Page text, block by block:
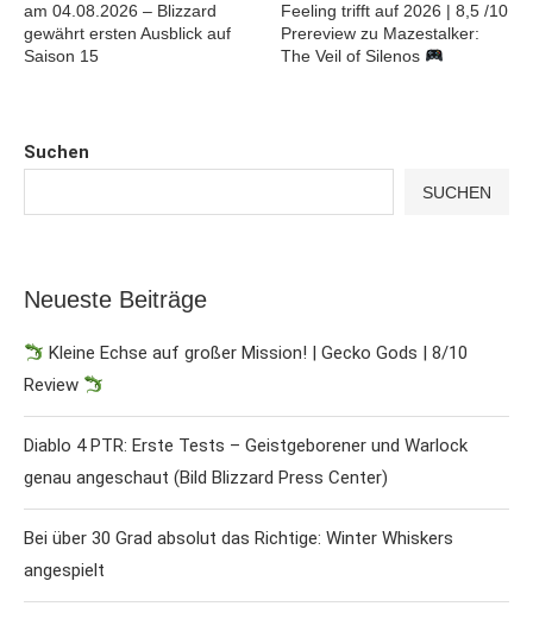
Suchen
SUCHEN
Neueste Beiträge
Kleine Echse auf großer Mission! | Gecko Gods | 8/10
Review
Diablo 4 PTR: Erste Tests – Geistgeborener und Warlock
genau angeschaut (Bild Blizzard Press Center)
Bei über 30 Grad absolut das Richtige: Winter Whiskers
angespielt
am 04.08.2026 – Blizzard
gewährt ersten Ausblick auf
Saison 15
Feeling trifft auf 2026 | 8,5 /10
Prereview zu Mazestalker:
The Veil of Silenos